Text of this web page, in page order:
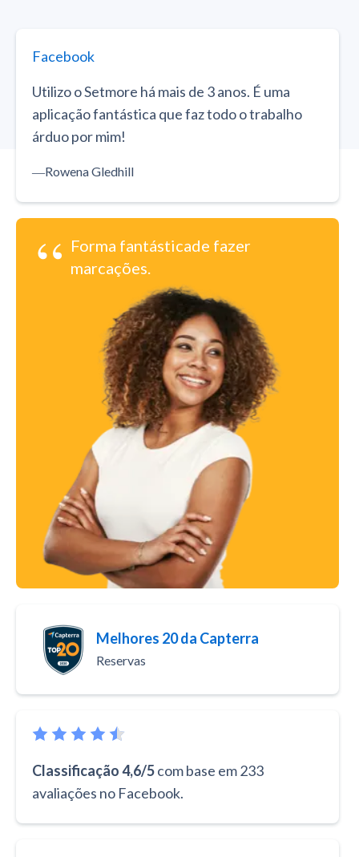
Facebook
Utilizo o Setmore há mais de 3 anos. É uma
aplicação fantástica que faz todo o trabalho
árduo por mim!
―Rowena Gledhill
“ Forma fantásticade fazer
marcações.
Melhores 20 da Capterra
Reservas
Classificação 4,6/5com base em 233
avaliações no Facebook.